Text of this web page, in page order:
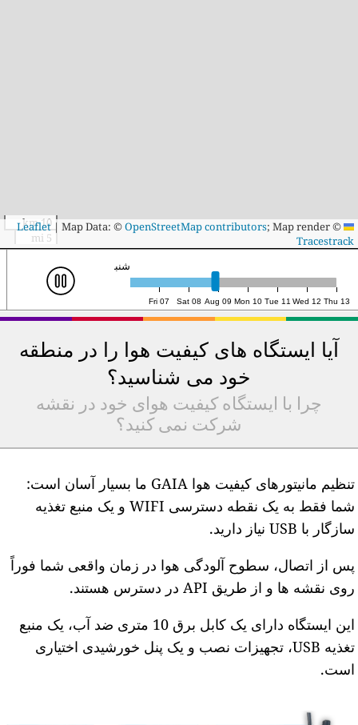
10 km
5 mi
Leaflet
|Map Data: ©OpenStreetMap contributors ; Map render ©
Tracestrack
Fri 07 Sat 08 Aug 09 Mon 10 Tue 11 Wed 12 Thu 13
یک‌شنبه ۹م، ۱۴:۰۰ (UTC)
آیا ایستگاه های کیفیت هوا را در منطقه
خود می شناسید؟
چرا با ایستگاه کیفیت هوای خود در نقشه
شرکت نمی کنید؟
تنظیم مانیتورهای کیفیت هوا GAIA ما بسیار آسان است:
شما فقط به یک نقطه دسترسی WIFI و یک منبع تغذیه
سازگار با USB نیاز دارید.
پس از اتصال، سطوح آلودگی هوا در زمان واقعی شما فوراً
روی نقشه ها و از طریق API در دسترس هستند.
این ایستگاه دارای یک کابل برق 10 متری ضد آب، یک منبع
تغذیه USB، تجهیزات نصب و یک پنل خورشیدی اختیاری
است.